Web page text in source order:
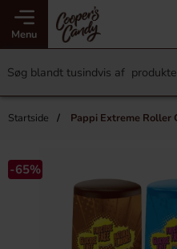
Menu
Startside Pappi Extreme Roller
-65%